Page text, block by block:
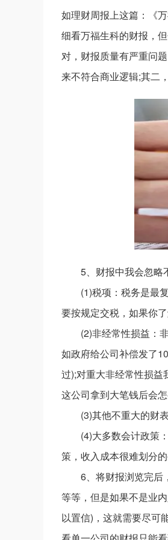
如理财周报上这篇：《
细看万福生科的财报，
对，财报质量有严重问
来不符合商业逻辑;其二
5、财报中我会忽略
(1)税项：税务是最
要按规定交税，如果你
(2)非经常性损益：
如政府给公司补偿发了
过);对重大非经常性损
这公司拿到大笔钱后会
(3)其他不重大的财
(4)大多数会计政策
策，收入成本很难划分
6、将财报浏览完后
等等，但是如果不是业
以置信)，这就需要尽可